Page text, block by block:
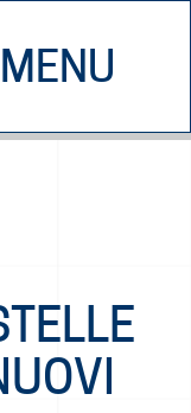
MENU
CHI SIAMO